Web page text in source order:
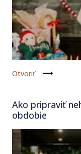
Otvoriť
Ako pripraviť
obdobie